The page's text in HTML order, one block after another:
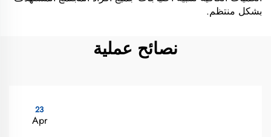
بشكل منتظم.
نصائح عملية
23
Apr